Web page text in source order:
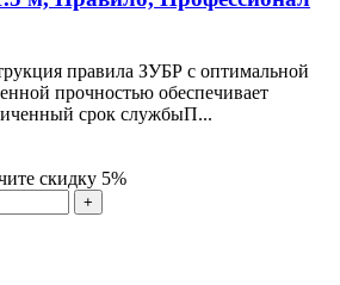
правила ЗУБР с оптимальной
прочностью обеспечивает
срок службыП...
скидку 5%
+